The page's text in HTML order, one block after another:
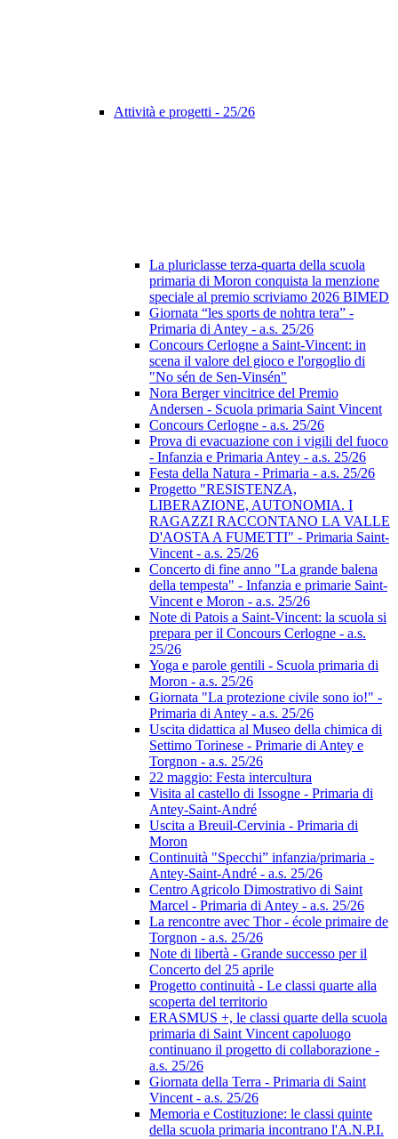
Attività e progetti - 25/26
La pluriclasse terza-quarta della scuola
primaria di Moron conquista la menzione
speciale al premio scriviamo 2026 BIMED
Giornata “les sports de nohtra tera” -
Primaria di Antey - a.s. 25/26
Concours Cerlogne a Saint-Vincent: in
scena il valore del gioco e l'orgoglio di
"No sén de Sen-Vinsén"
Nora Berger vincitrice del Premio
Andersen - Scuola primaria Saint Vincent
Concours Cerlogne - a.s. 25/26
Prova di evacuazione con i vigili del fuoco
- Infanzia e Primaria Antey - a.s. 25/26
Festa della Natura - Primaria - a.s. 25/26
Progetto "RESISTENZA,
LIBERAZIONE, AUTONOMIA. I
RAGAZZI RACCONTANO LA VALLE
D'AOSTA A FUMETTI" - Primaria Saint-
Vincent - a.s. 25/26
Concerto di fine anno "La grande balena
della tempesta" - Infanzia e primarie Saint-
Vincent e Moron - a.s. 25/26
Note di Patois a Saint-Vincent: la scuola si
prepara per il Concours Cerlogne - a.s.
25/26
Yoga e parole gentili - Scuola primaria di
Moron - a.s. 25/26
Giornata "La protezione civile sono io!" -
Primaria di Antey - a.s. 25/26
Uscita didattica al Museo della chimica di
Settimo Torinese - Primarie di Antey e
Torgnon - a.s. 25/26
22 maggio: Festa intercultura
Visita al castello di Issogne - Primaria di
Antey-Saint-André
Uscita a Breuil-Cervinia - Primaria di
Moron
Continuità "Specchi” infanzia/primaria -
Antey-Saint-André - a.s. 25/26
Centro Agricolo Dimostrativo di Saint
Marcel - Primaria di Antey - a.s. 25/26
La rencontre avec Thor - école primaire de
Torgnon - a.s. 25/26
Note di libertà - Grande successo per il
Concerto del 25 aprile
Progetto continuità - Le classi quarte alla
scoperta del territorio
ERASMUS +, le classi quarte della scuola
primaria di Saint Vincent capoluogo
continuano il progetto di collaborazione -
a.s. 25/26
Giornata della Terra - Primaria di Saint
Vincent - a.s. 25/26
Memoria e Costituzione: le classi quinte
della scuola primaria incontrano l'A.N.P.I.